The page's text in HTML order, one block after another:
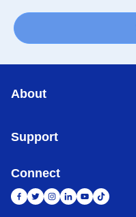
About
Support
Connect